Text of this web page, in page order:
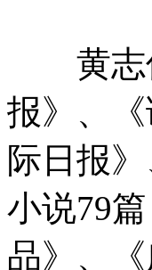
黄志伟
报》、
际日报
小说79
品》、